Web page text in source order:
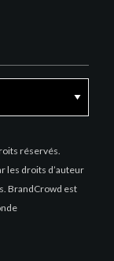
réservés.
les droits d’auteur
BrandCrowd est